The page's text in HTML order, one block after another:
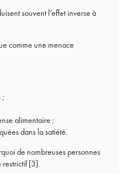
souvent l’effet inverse à
comme une menace
;
alimentaire ;
dans la satiété.
de nombreuses personnes
restrictif[3].